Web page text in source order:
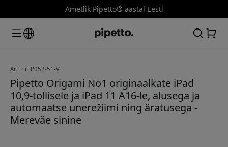
Ametlik Pipetto® aastal Eesti
Art. nr: P052-51-V
Pipetto Origami No1 originaalkate iPad
10,9-tollisele ja iPad 11 A16-le, alusega ja
automaatse unerežiimi ning äratusega -
Mereväe sinine